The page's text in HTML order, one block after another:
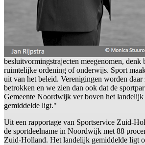
besluitvormingstrajecten meegenomen, denk
ruimtelijke ordening of onderwijs. Sport
uit van het beleid. Verenigingen worden daar
betrokken en we zien dan ook dat de
Gemeente Noordwijk ver boven het landelijk
gemiddelde ligt."
Uit een rapportage van Sportservice Zuid-
de sportdeelname in Noordwijk met 88
Zuid-Holland. Het landelijk gemiddelde ligt